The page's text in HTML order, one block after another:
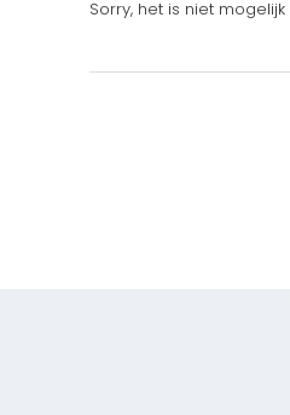
Sorry, het is niet